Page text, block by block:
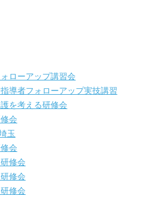
ローアップ講習会
導者フォローアップ実技講習
を考える研修会
会
玉
会
修会
修会
修会